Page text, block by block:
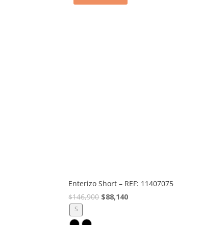
Enterizo Short – REF: 11407075
$146,900 El
$88,140El
S